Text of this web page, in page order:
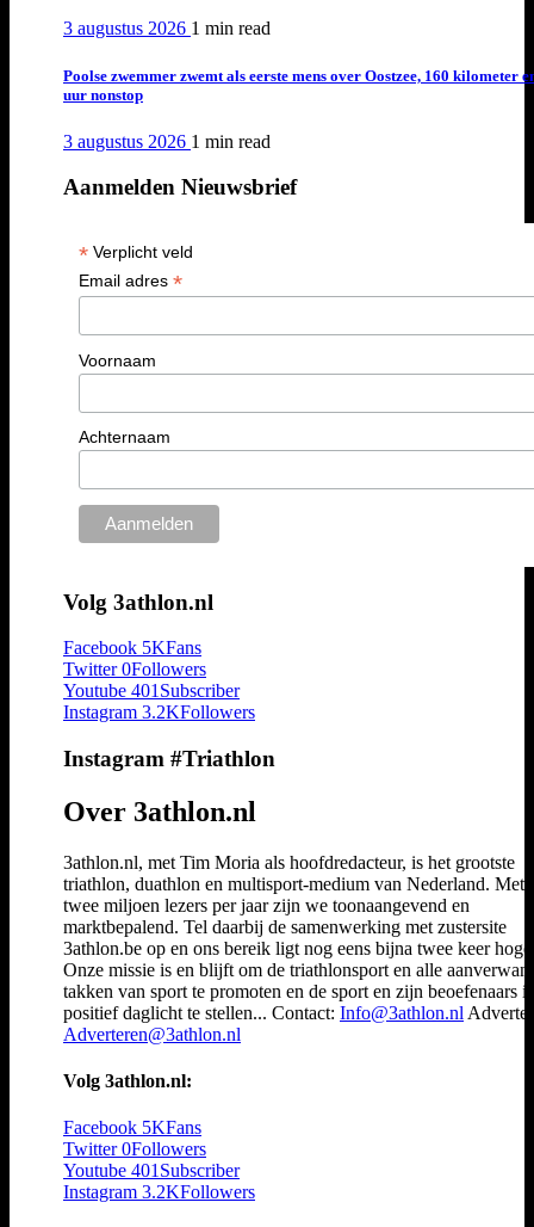
3 augustus 2026 1 min read
Poolse zwemmer zwemt als eerste mens over Oostzee, 160 kilometer
uur nonstop
3 augustus 2026 1 min read
Aanmelden Nieuwsbrief
*Verplicht veld
Email adres *
Voornaam
Achternaam
Volg 3athlon.nl
Facebook 5KFans
Twitter 0Followers
Youtube 401 Subscriber
Instagram 3.2KFollowers
Instagram #Triathlon
Over 3athlon.nl
3athlon.nl, met Tim Moria als hoofdredacteur, is het grootste
triathlon, duathlon en multisport-medium van Nederland. Met
twee miljoen lezers per jaar zijn we toonaangevend en
marktbepalend. Tel daarbij de samenwerking met zustersite
3athlon.be op en ons bereik ligt nog eens bijna twee keer
Onze missie is en blijft om de triathlonsport en alle
takken van sport te promoten en de sport en zijn beoefenaars
positief daglicht te stellen... Contact: Info@3athlon.nl
Adverteren@3athlon.nl
Volg 3athlon.nl:
Facebook 5KFans
Twitter 0Followers
Youtube 401 Subscriber
Instagram 3.2KFollowers